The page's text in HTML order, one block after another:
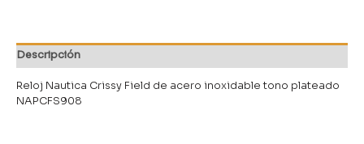
Descripción
Reloj Nautica Crissy Field de acero inoxidable tono plateado
NAPCFS908